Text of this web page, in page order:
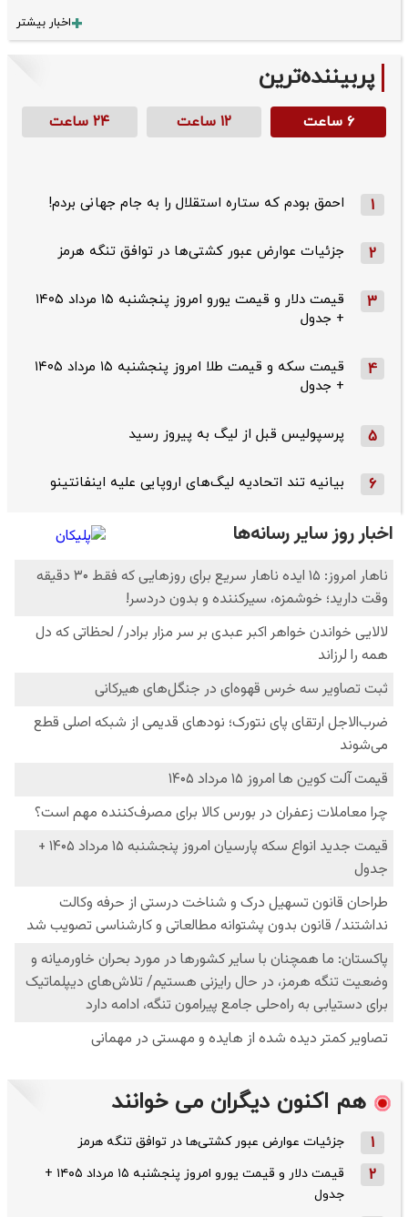
اخبار بیشتر
پربیننده‌ترین
۶ ساعت ۱۲ ساعت ۲۴ ساعت
1 احمق بودم که ستاره استقلال را به جام جهانی بردم!
2 جزئیات عوارض عبور کشتی‌ها در توافق تنگه هرمز
3
قیمت دلار و قیمت یورو امروز پنجشنبه ۱۵ مرداد ۱۴۰۵
+ جدول
4
قیمت سکه و قیمت طلا امروز پنجشنبه ۱۵ مرداد ۱۴۰۵
+ جدول
5 پرسپولیس قبل از لیگ به پیروز رسید
6 بیانیه تند اتحادیه لیگ‌های اروپایی علیه اینفانتینو
هم اکنون دیگران می خوانند
1 جزئیات عوارض عبور کشتی‌ها در توافق تنگه هرمز
2
قیمت دلار و قیمت یورو امروز پنجشنبه ۱۵ مرداد ۱۴۰۵ +
جدول